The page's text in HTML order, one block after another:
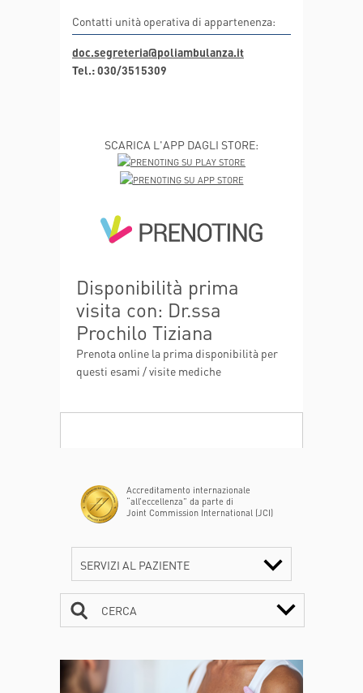
Contatti unità operativa di appartenenza:
doc.segreteria@poliambulanza.it
Tel.: 030/3515309
SCARICA L'APP DAGLI STORE:
Disponibilità prima
visita con: Dr.ssa
Prochilo Tiziana
Prenota online la prima disponibilità per
questi esami / visite mediche
Accreditamento internazionale
“all’eccellenza” da parte di
Joint Commission International (JCI)
SERVIZI AL PAZIENTE
CERCA